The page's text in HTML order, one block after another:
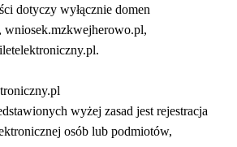
dotyczy wyłącznie domen
wyżej zasad jest rejestracja
osób lub podmiotów,